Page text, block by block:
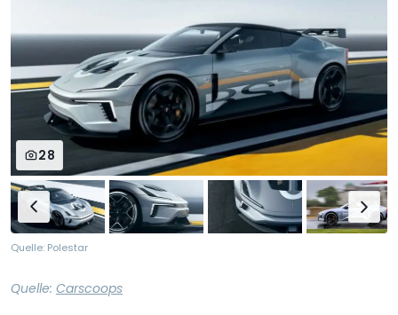
28
Quelle: Polestar
Quelle: Carscoops